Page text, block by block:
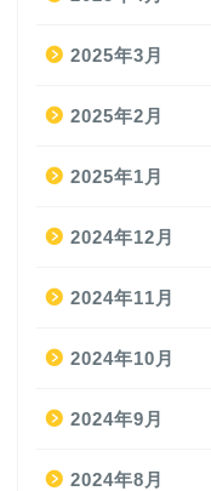
2025年3月
2025年2月
2025年1月
2024年12月
2024年11月
2024年10月
2024年9月
2024年8月